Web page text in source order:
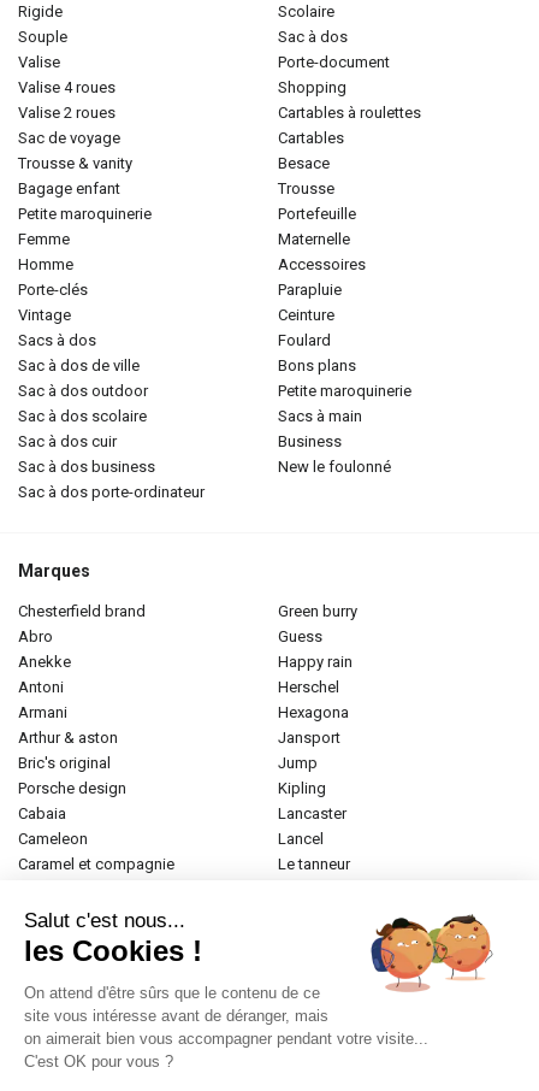
rigide
souple
valise
valise 4 roues
valise 2 roues
sac de voyage
trousse & vanity
bagage enfant
petite maroquinerie
femme
homme
porte-clés
vintage
sacs à dos
sac à dos de ville
sac à dos outdoor
sac à dos scolaire
sac à dos cuir
sac à dos business
sac à dos porte-ordinateur
scolaire
sac à dos
porte-document
shopping
cartables à roulettes
cartables
besace
trousse
portefeuille
maternelle
accessoires
parapluie
ceinture
foulard
bons plans
petite maroquinerie
sacs à main
business
new le foulonné
Marques
chesterfield brand
abro
anekke
antoni
armani
arthur & aston
bric's original
porsche design
cabaia
cameleon
caramel et compagnie
donna celi
eastpak
elite
emily & noah
esprit
etrier
fabrizio
green burry
guess
happy rain
herschel
hexagona
jansport
jump
kipling
lancaster
lancel
le tanneur
paul marius
samsonite
tamaris
Salut c'est nous...
les Cookies !
On attend d'être sûrs que le contenu de ce
site vous intéresse avant de déranger, mais
on aimerait bien vous accompagner pendant votre visite...
C'est OK pour vous ?